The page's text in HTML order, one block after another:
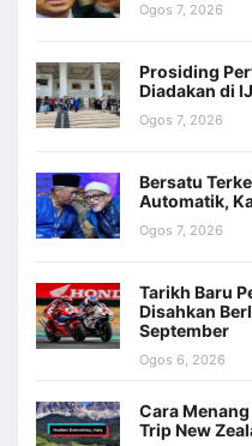
Ogos 7, 2026
Prosiding
Diadakan di
Ogos 7, 2026
Bersatu
Automatik,
Ogos 7, 2026
Tarikh Baru
Disahkan
September
Ogos 6, 2026
Cara
Trip New